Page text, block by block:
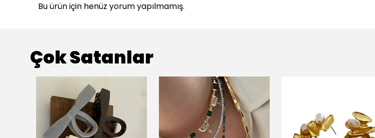
Bu ürün için henüz yorum yapılmamış.
Çok Satanlar